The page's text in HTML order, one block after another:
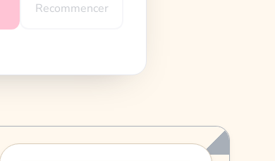
Recommencer
Progression de lecture